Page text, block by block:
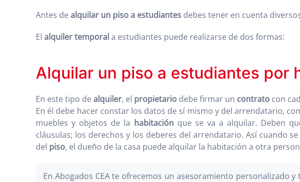
Antes de alquilar un piso a estudiantes debes tener en cuenta
El alquiler temporal a estudiantes puede realizarse de dos formas:
Alquilar un piso a estudiantes por
En este tipo de alquiler, el propietario debe firmar un contrato con
En él debe hacer constar los datos de sí mismo y del arrendatario,
muebles y objetos de la habitaciónque se va a alquilar. Deben
cláusulas; los derechos y los deberes del arrendatario. Así cuando
del piso, el dueño de la casa puede alquilar la habitación a otra
En Abogados CEA te ofrecemos un asesoramiento personalizado